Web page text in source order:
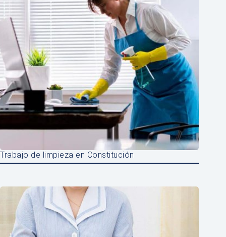
Trabajo de limpieza en Constitución